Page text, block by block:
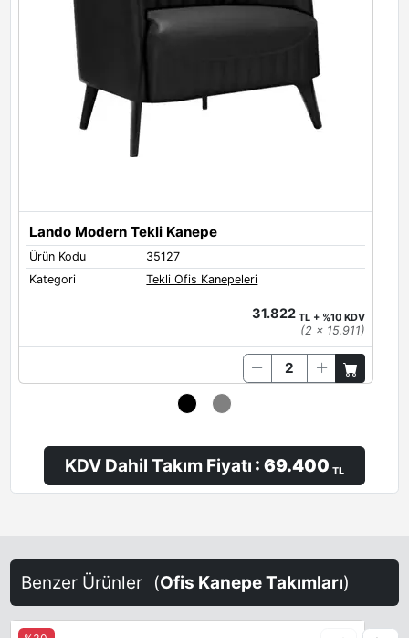
Martin 06 Martin 07
Martin 16
Lando Modern Tekli Kanepe
Ürün Kodu
35127
Kategori
Tekli Ofis Kanepeleri
31.822TL + %10 KDV
(2 x 15.911)
KDV Dahil Takım Fiyatı : 69.400 TL
Benzer Ürünler (Ofis Kanepe Takımları)